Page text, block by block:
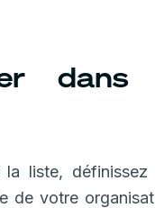
liste,
de votre